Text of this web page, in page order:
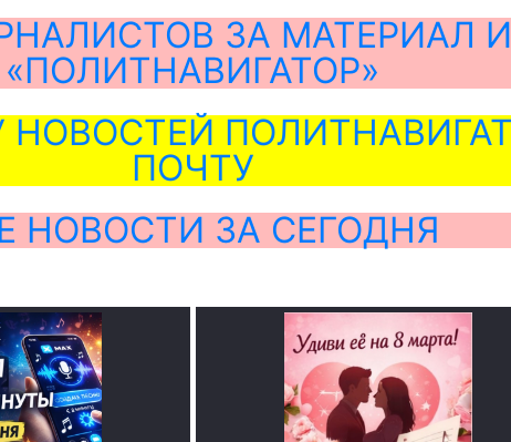
ЗА МАТЕРИАЛ
«ПОЛИТНАВИГАТОР»
ПОЧТУ
НОВОСТИ ЗА СЕГОДНЯ